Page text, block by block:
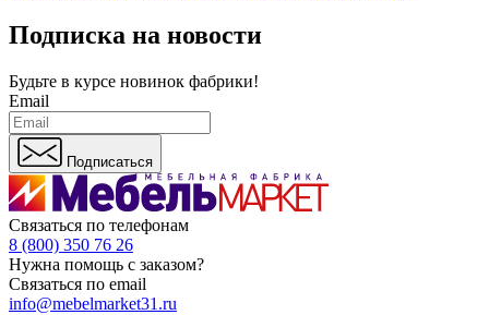
Подписка на новости
Будьте в курсе новинок фабрики!
Email
Подписаться
Связаться по телефонам
8 (800) 350 76 26
Нужна помощь с заказом?
Связаться по email
info@mebelmarket31.ru